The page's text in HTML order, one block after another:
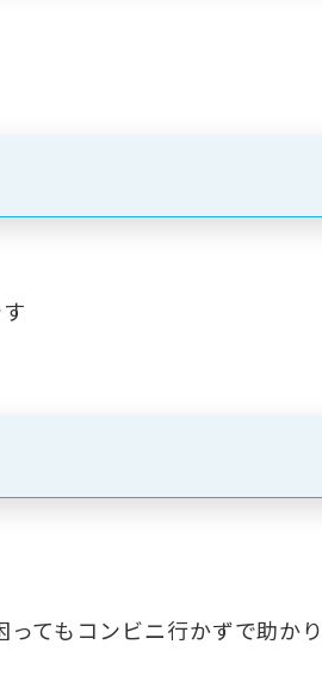
てもコンビニ行かずで助か